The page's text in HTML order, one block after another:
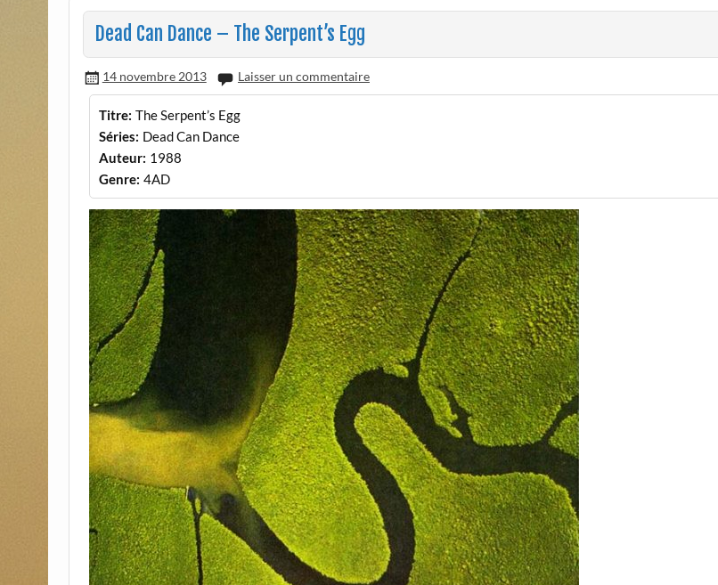
Dead Can Dance – The Serpent’s Egg
14 novembre 2013 Laisser un commentaire
Titre: The Serpent’s Egg
Séries: Dead Can Dance
Auteur: 1988
Genre: 4AD